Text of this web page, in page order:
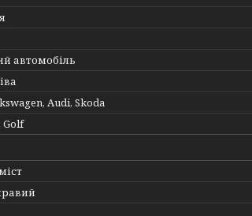
автомобіль
Audi, Skoda
Golf